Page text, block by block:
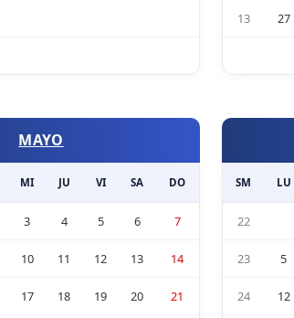
13 27
MAYO
MI JU VI SA DO
3 4 5 6 7
10 11 12 13 14
17 18 19 20 21
SM LU
22
23 5
24 12